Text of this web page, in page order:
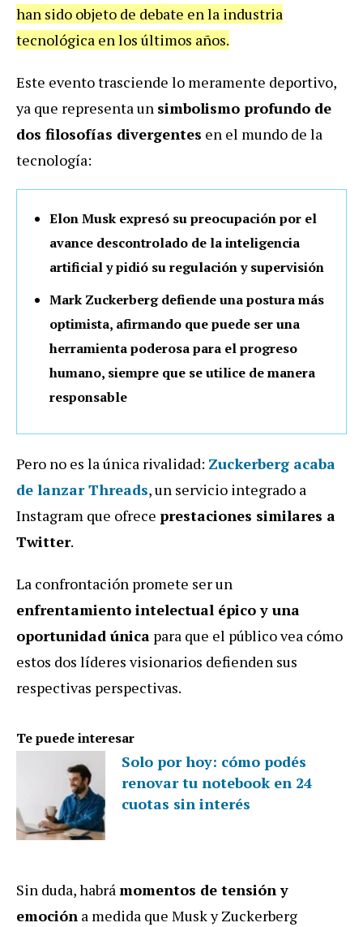
han sido objeto de debate en la industria
tecnológica en los últimos años.
Este evento trasciende lo meramente deportivo,
ya que representa un simbolismo profundo de
dos filosofías divergentes en el mundo de la
tecnología:
Elon Musk expresó su preocupación por el
avance descontrolado de la inteligencia
artificial y pidió su regulación y supervisión
Mark Zuckerberg defiende una postura más
optimista, afirmando que puede ser una
herramienta poderosa para el progreso
humano, siempre que se utilice de manera
responsable
Pero no es la única rivalidad: Zuckerberg acaba
de lanzar Threads, un servicio integrado a
Instagram que ofrece prestaciones similares a
Twitter.
La confrontación promete ser un
enfrentamiento intelectual épico y una
oportunidad única para que el público vea cómo
estos dos líderes visionarios defienden sus
respectivas perspectivas.
Te puede interesar
Solo por hoy: cómo podés
renovar tu notebook en 24
cuotas sin interés
Sin duda, habrámomentos de tensión y
emoción a medida que Musk y Zuckerberg